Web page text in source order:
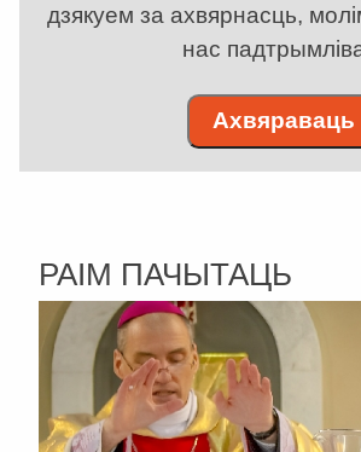
дзякуем за ахвярнасць,
нас
Ахвяраваць
РАІМ ПАЧЫТАЦЬ